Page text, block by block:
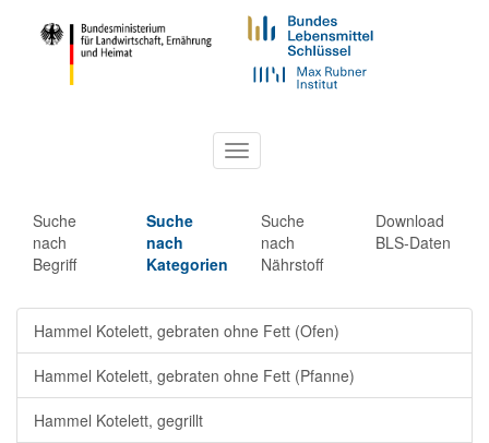
Toggle
navigation
Suche
nach
Begriff
Suche
nach
Kategorien
Suche
nach
Nährstoff
Download
BLS-Daten
Hammel Kotelett, gebraten ohne Fett (Ofen)
Hammel Kotelett, gebraten ohne Fett (Pfanne)
Hammel Kotelett, gegrillt